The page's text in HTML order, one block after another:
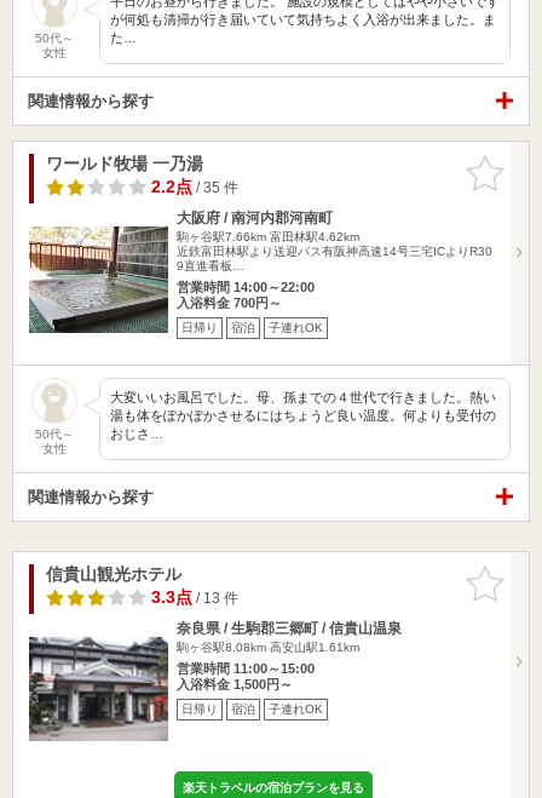
50代～
女性
が何処も清掃が行き届いていて気持ちよく入浴が出来ました。ま
た…
関連情報から探す
お気に入
りに追加
ワールド牧場 一乃湯
2.2点/ 35 件
大阪府 / 南河内郡河南町
駒ヶ谷駅7.66km 富田林駅4.62km
近鉄富田林駅より送迎バス有阪神高速14号三宅ICよりR30
9直進看板…
営業時間 14:00～22:00
入浴料金 700円～
日帰り 宿泊 子連れOK
50代～
女性
大変いいお風呂でした。母、孫までの４世代で行きました。熱い
湯も体をぽかぽかさせるにはちょうど良い温度。何よりも受付の
おじさ…
関連情報から探す
お気に入
りに追加
信貴山観光ホテル
3.3点/ 13 件
奈良県 / 生駒郡三郷町 / 信貴山温泉
駒ヶ谷駅8.08km 高安山駅1.61km
営業時間 11:00～15:00
入浴料金 1,500円～
日帰り 宿泊 子連れOK
楽天トラベルの宿泊プランを見る